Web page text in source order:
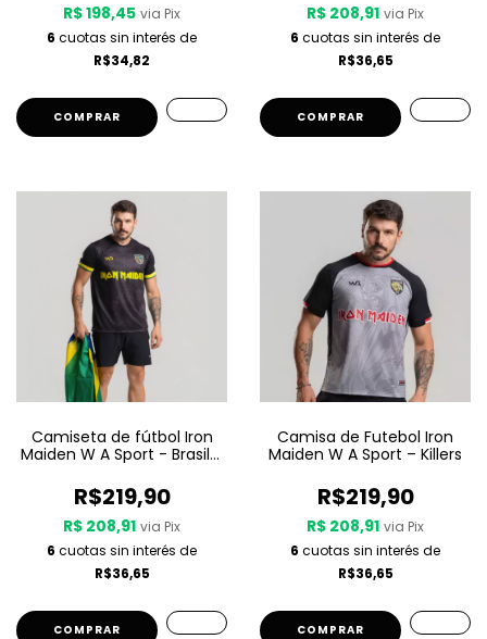
R$ 198,45 via Pix
6 cuotas sin interés de
R$34,82
COMPRAR
R$ 208,91 via Pix
6 cuotas sin interés de
R$36,65
COMPRAR
Camiseta de fútbol Iron
Maiden W A Sport - Brasil -
R$219,90
R$ 208,91 via Pix
6 cuotas sin interés de
R$36,65
COMPRAR
Camisa de Futebol Iron
Maiden W A Sport – Killers
R$219,90
R$ 208,91 via Pix
6 cuotas sin interés de
R$36,65
COMPRAR